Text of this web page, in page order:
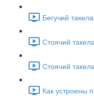
Бегучий
Стоячий
Стоячий
Как устроены